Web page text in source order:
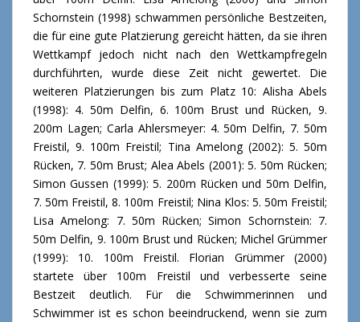
Schornstein (1998) schwammen persönliche Bestzeiten,
die für eine gute Platzierung gereicht hätten, da sie ihren
Wettkampf jedoch nicht nach den Wettkampfregeln
durchführten, wurde diese Zeit nicht gewertet. Die
weiteren Platzierungen bis zum Platz 10: Alisha Abels
(1998): 4. 50m Delfin, 6. 100m Brust und Rücken, 9.
200m Lagen; Carla Ahlersmeyer: 4. 50m Delfin, 7. 50m
Freistil, 9. 100m Freistil; Tina Amelong (2002): 5. 50m
Rücken, 7. 50m Brust; Alea Abels (2001): 5. 50m Rücken;
Simon Gussen (1999): 5. 200m Rücken und 50m Delfin,
7. 50m Freistil, 8. 100m Freistil; Nina Klos: 5. 50m Freistil;
Lisa Amelong: 7. 50m Rücken; Simon Schornstein: 7.
50m Delfin, 9. 100m Brust und Rücken; Michel Grümmer
(1999): 10. 100m Freistil. Florian Grümmer (2000)
startete über 100m Freistil und verbesserte seine
Bestzeit deutlich. Für die Schwimmerinnen und
Schwimmer ist es schon beeindruckend, wenn sie zum